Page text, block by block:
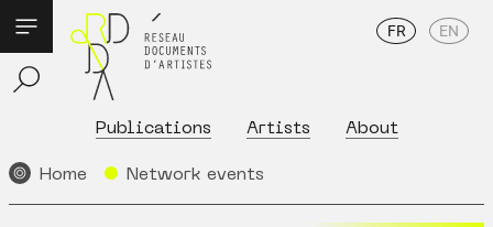
Publications Artists About
FR EN
Home Network events